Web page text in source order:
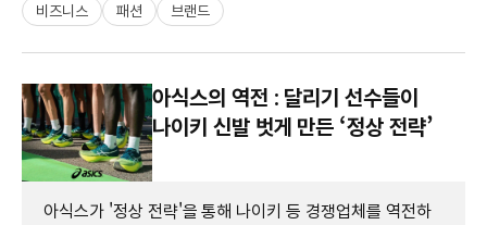
비즈니스 패션 브랜드
아식스의 역전 : 달리기 선수들이
나이키 신발 벗게 만든 ‘정상 전략’
아식스가 '정상 전략'을 통해 나이키 등 경쟁업체를 역전하